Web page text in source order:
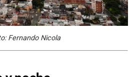
Fernando Nicola